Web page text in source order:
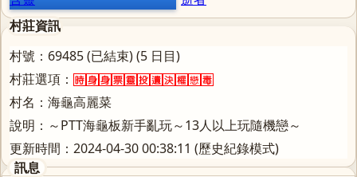
村莊資訊
村號：69485 (已結束) (5 日目)
村莊選項：
村名：海龜高麗菜
說明：～PTT海龜板新手亂玩～13人以上玩隨機戀～
更新時間：2024-04-30 00:38:11 (歷史紀錄模式)
訊息